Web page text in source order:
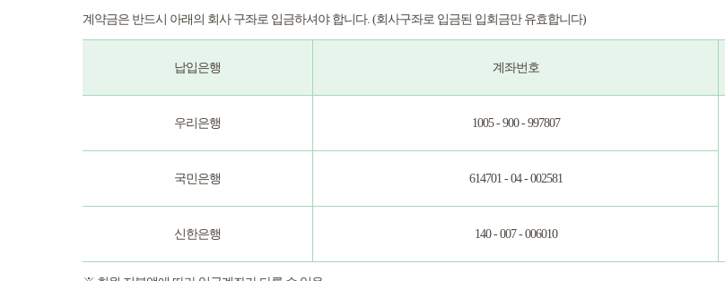
계약금은 반드시 아래의 회사 구좌로 입금하셔야 합니다. (회사구좌로 입금된 입회금만 유효합니다)
납입은행 계좌번호
우리은행 1005 - 900 - 997807
국민은행 614701 - 04 - 002581
신한은행 140 - 007 - 006010